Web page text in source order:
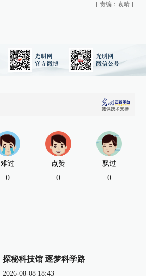
[ 责编：袁晴 ]
难过
0
点赞
0
飘过
0
探秘科技馆 逐梦科学路
2026-08-08 18:43